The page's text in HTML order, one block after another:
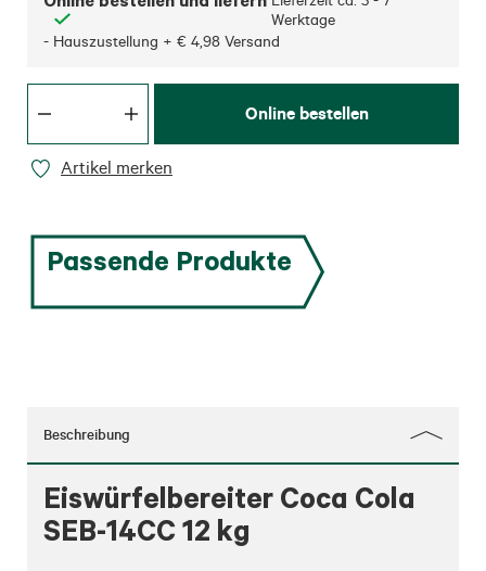
Werktage
- Hauszustellung + € 4,98 Versand
Online bestellen
Artikel merken
Passende Produkte
Beschreibung
Eiswürfelbereiter Coca Cola
SEB-14CC 12 kg